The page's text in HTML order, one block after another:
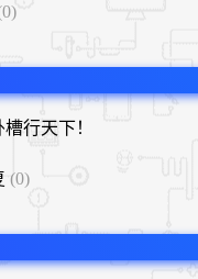
行天下！
(0)